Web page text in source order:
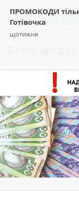
ПРОМОКОДИ
Готівочка
щотижня
Взяти